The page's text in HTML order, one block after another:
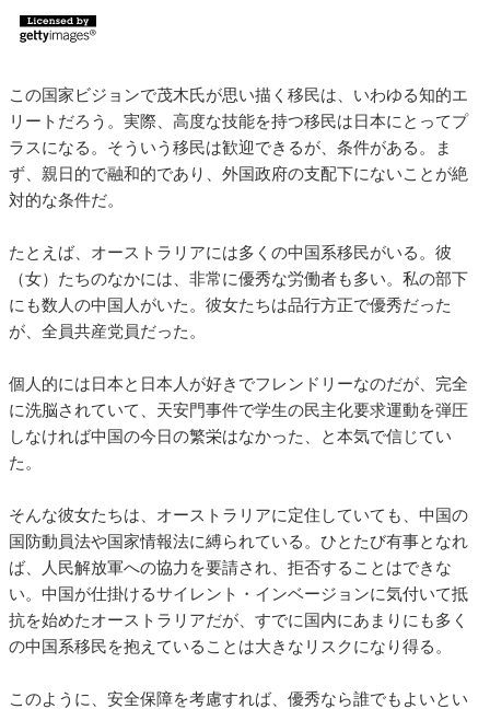
この国家ビジョンで茂木氏が思い描く移民は、いわゆる知的エ
リートだろう。実際、高度な技能を持つ移民は日本にとってプ
ラスになる。そういう移民は歓迎できるが、条件がある。ま
ず、親日的で融和的であり、外国政府の支配下にないことが絶
対的な条件だ。
たとえば、オーストラリアには多くの中国系移民がいる。彼
（女）たちのなかには、非常に優秀な労働者も多い。私の部下
にも数人の中国人がいた。彼女たちは品行方正で優秀だった
が、全員共産党員だった。
個人的には日本と日本人が好きでフレンドリーなのだが、完全
に洗脳されていて、天安門事件で学生の民主化要求運動を弾圧
しなければ中国の今日の繁栄はなかった、と本気で信じてい
た。
そんな彼女たちは、オーストラリアに定住していても、中国の
国防動員法や国家情報法に縛られている。ひとたび有事となれ
ば、人民解放軍への協力を要請され、拒否することはできな
い。中国が仕掛けるサイレント・インベージョンに気付いて抵
抗を始めたオーストラリアだが、すでに国内にあまりにも多く
の中国系移民を抱えていることは大きなリスクになり得る。
このように、安全保障を考慮すれば、優秀なら誰でもよいとい